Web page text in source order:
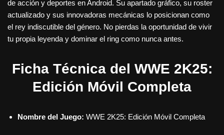
de acción y deportes en Android. Su apartado gráfico, su roster
actualizado y sus innovadoras mecánicas lo posicionan como
el rey indiscutible del género. No pierdas la oportunidad de vivir
tu propia leyenda y dominar el ring como nunca antes.
Ficha Técnica del WWE 2K25:
Edición Móvil Completa
Nombre del Juego: WWE 2K25: Edición Móvil Completa